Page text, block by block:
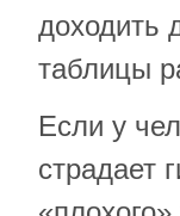
доходить
таблицы
Если у
страдает